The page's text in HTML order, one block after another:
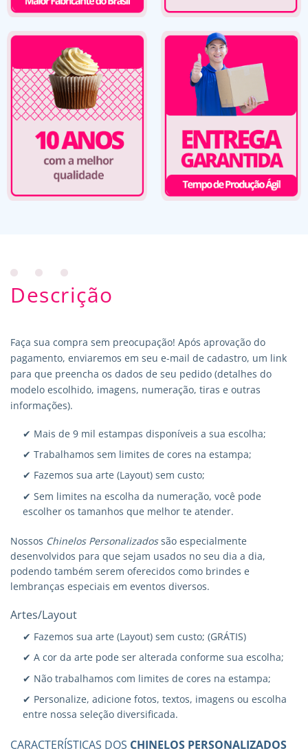
Descrição
Faça sua compra sem preocupação! Após aprovação do
pagamento, enviaremos em seu e-mail de cadastro, um link
para que preencha os dados de seu pedido (detalhes do
modelo escolhido, imagens, numeração, tiras e outras
informações).
✔ Mais de 9 mil estampas disponíveis a sua escolha;
✔ Trabalhamos sem limites de cores na estampa;
✔ Fazemos sua arte (Layout) sem custo;
✔ Sem limites na escolha da numeração, você pode
escolher os tamanhos que melhor te atender.
Nossos Chinelos Personalizadossão especialmente
desenvolvidos para que sejam usados no seu dia a dia,
podendo também serem oferecidos como brindes e
lembranças especiais em eventos diversos.
Artes/Layout
✔ Fazemos sua arte (Layout) sem custo; (GRÁTIS)
✔ A cor da arte pode ser alterada conforme sua escolha;
✔ Não trabalhamos com limites de cores na estampa;
✔ Personalize, adicione fotos, textos, imagens ou escolha
entre nossa seleção diversificada.
CARACTERÍSTICAS DOS CHINELOS PERSONALIZADOS